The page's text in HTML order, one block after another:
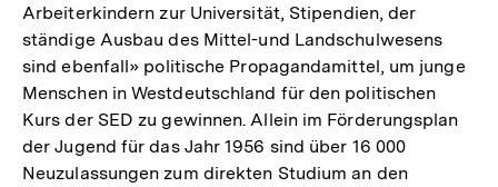
Arbeiterkindern zur Universität, Stipendien, der
ständige Ausbau des Mittel-und Landschulwesens
sind ebenfall» politische Propagandamittel, um junge
Menschen in Westdeutschland für den politischen
Kurs der SED zu gewinnen. Allein im Förderungsplan
der Jugend für das Jahr 1956 sind über 16 000
Neuzulassungen zum direkten Studium an den